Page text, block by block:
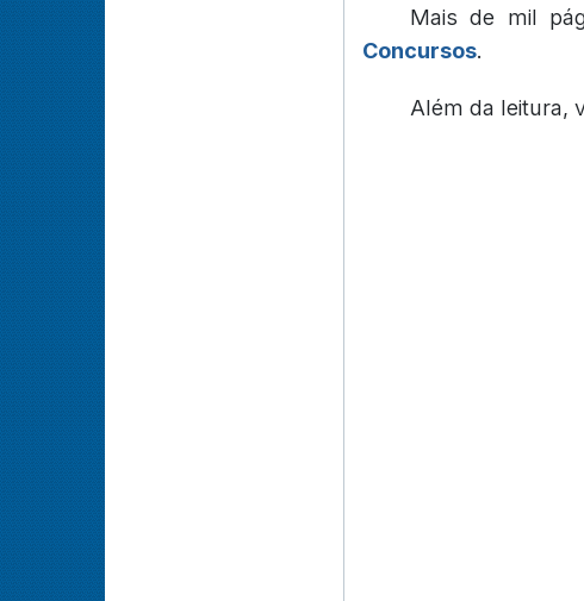
Mais de mil
Concursos.
Além da leitura,